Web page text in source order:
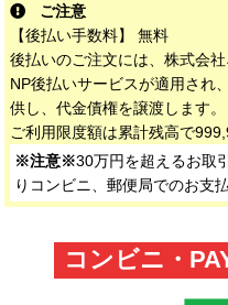
ご注意
【後払い手数料】 無料
後払いのご注文には、株式会
NP後払いサービスが適用され
供し、代金債権を譲渡します。
ご利用限度額は累計残高で
※注意※30万円を超えるお取
りコンビニ、郵便局でのお支
コンビニ・